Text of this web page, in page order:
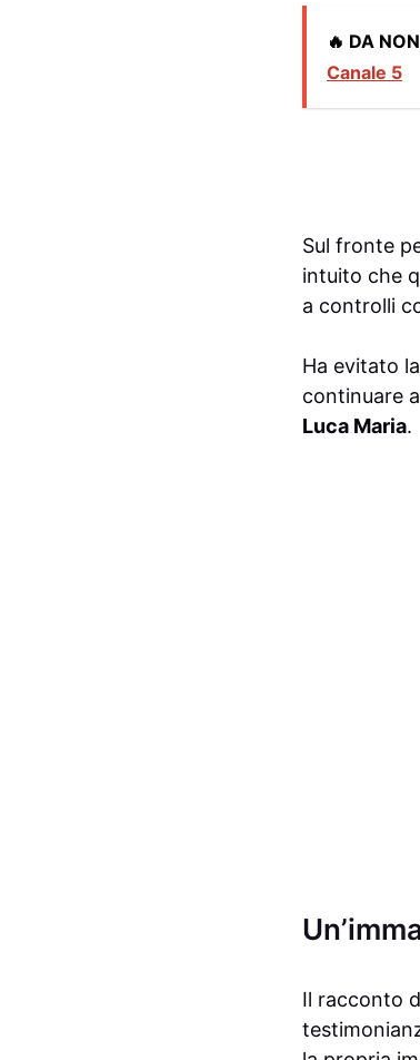
🔥 DA
Canale 5
Sul fronte
intuito che
a controlli
Ha evitato
continuare
Luca Maria.
Il racconto